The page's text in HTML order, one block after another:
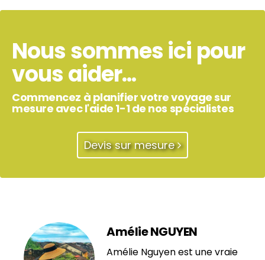
Nous sommes ici pour
vous aider...
Commencez à planifier votre voyage sur
mesure avec l'aide 1-1 de nos spécialistes
Devis sur mesure
Amélie NGUYEN
Amélie Nguyen est une vraie